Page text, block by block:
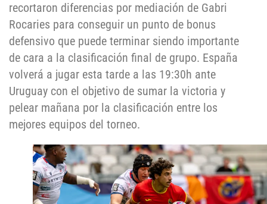
recortaron diferencias por mediación de Gabri
Rocaries para conseguir un punto de bonus
defensivo que puede terminar siendo importante
de cara a la clasificación final de grupo. España
volverá a jugar esta tarde a las 19:30h ante
Uruguay con el objetivo de sumar la victoria y
pelear mañana por la clasificación entre los
mejores equipos del torneo.